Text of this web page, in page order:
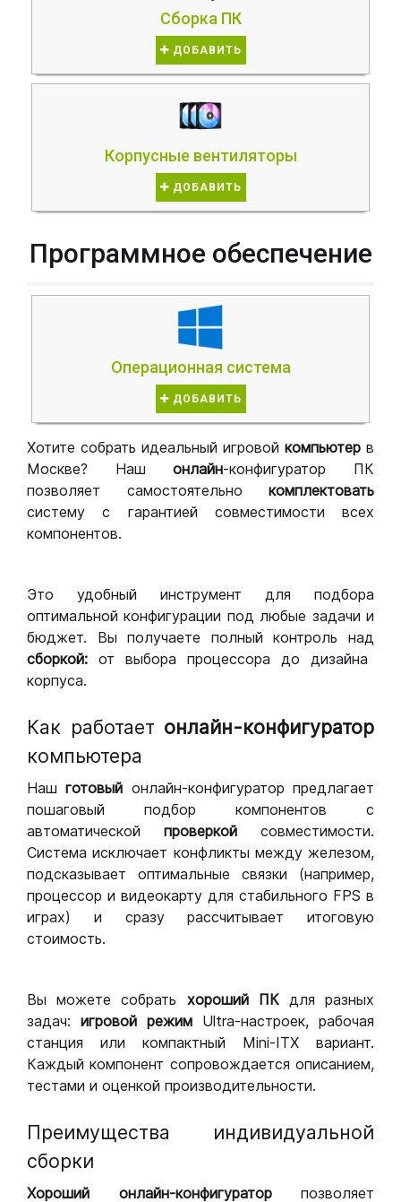
Сборка ПК
ДОБАВИТЬ
Корпусные вентиляторы
ДОБАВИТЬ
Программное обеспечение
Операционная система
ДОБАВИТЬ
Хотите собрать идеальный игровой компьютер в
Москве? Нашонлайн-конфигуратор ПК
позволяет самостоятельно комплектовать
систему с гарантией совместимости всех
компонентов.
Это удобный инструмент для подбора
оптимальной конфигурации под любые задачи и
бюджет. Вы получаете полный контроль над
сборкой: от выбора процессора до дизайна
корпуса.
Как работает онлайн-конфигуратор
компьютера
Нашготовый онлайн-конфигуратор предлагает
пошаговый подбор компонентов с
автоматической проверкой совместимости.
Система исключает конфликты между железом,
подсказывает оптимальные связки (например,
процессор и видеокарту для стабильного FPS в
играх) и сразу рассчитывает итоговую
стоимость.
Вы можете собрать хороший ПКдля разных
задач: игровой режим Ultra-настроек, рабочая
станция или компактный Mini-ITX вариант.
Каждый компонент сопровождается описанием,
тестами и оценкой производительности.
Преимущества индивидуальной
сборки
Хороший онлайн-конфигураторпозволяет